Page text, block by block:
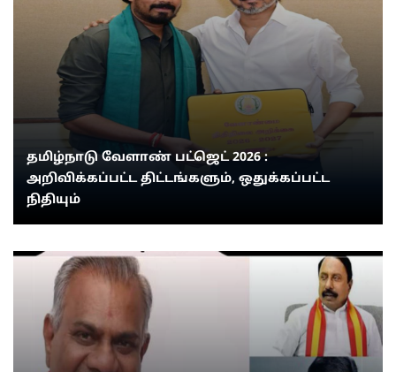
தமிழ்நாடு வேளாண் பட்ஜெட் 2026 :
அறிவிக்கப்பட்ட திட்டங்களும், ஒதுக்கப்பட்ட
நிதியும்